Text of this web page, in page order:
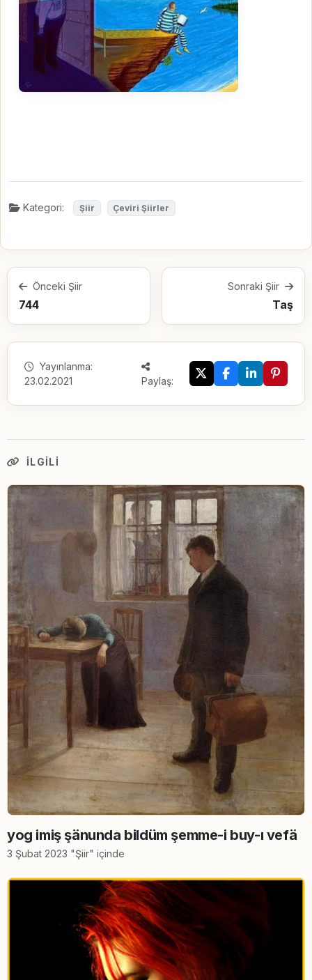
Kategori: Şiir Çeviri Şiirler
Önceki Şiir
744
Sonraki Şiir
Taş
Yayınlanma:
23.02.2021
Paylaş:
İLGILI
yog imiş şänunda bildüm şemme-i buy-ı vefä
3 Şubat 2023 "Şiir" içinde